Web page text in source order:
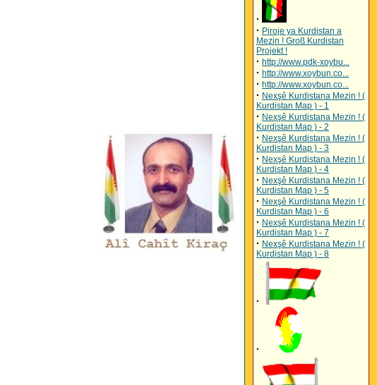
·
· Piroje ya Kurdistan a
Mezin ! Groß Kurdistan
Projekt !
· http://www.pdk-xoybu...
· http://www.xoybun.co...
· http://www.xoybun.co...
· Nexşê Kurdistana Mezin ! (
Kurdistan Map ) - 1
· Nexşê Kurdistana Mezin ! (
Kurdistan Map ) - 2
· Nexşê Kurdistana Mezin ! (
Kurdistan Map ) - 3
· Nexşê Kurdistana Mezin ! (
Kurdistan Map ) - 4
· Nexşê Kurdistana Mezin ! (
Kurdistan Map ) - 5
· Nexşê Kurdistana Mezin ! (
Kurdistan Map ) - 6
· Nexşê Kurdistana Mezin ! (
Kurdistan Map ) - 7
· Nexşê Kurdistana Mezin ! (
Kurdistan Map ) - 8
·
·